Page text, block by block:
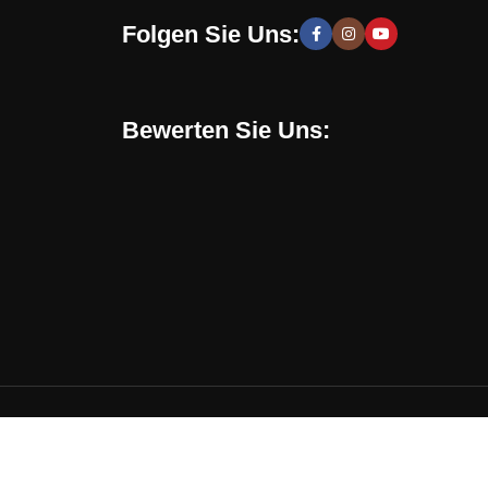
und stilvolle Lösungen, die Sie zur Schaffung
zu entwickeln. Sie erhalten speziell für Sie
Shop verwenden. Mit uns können Sie eine
Folgen Sie Uns:
Bewerten Sie Uns: